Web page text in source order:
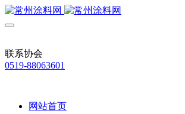
联系协会
0519-88063601
网站首页